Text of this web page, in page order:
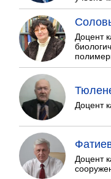
Доцент
Доцент
Доцент